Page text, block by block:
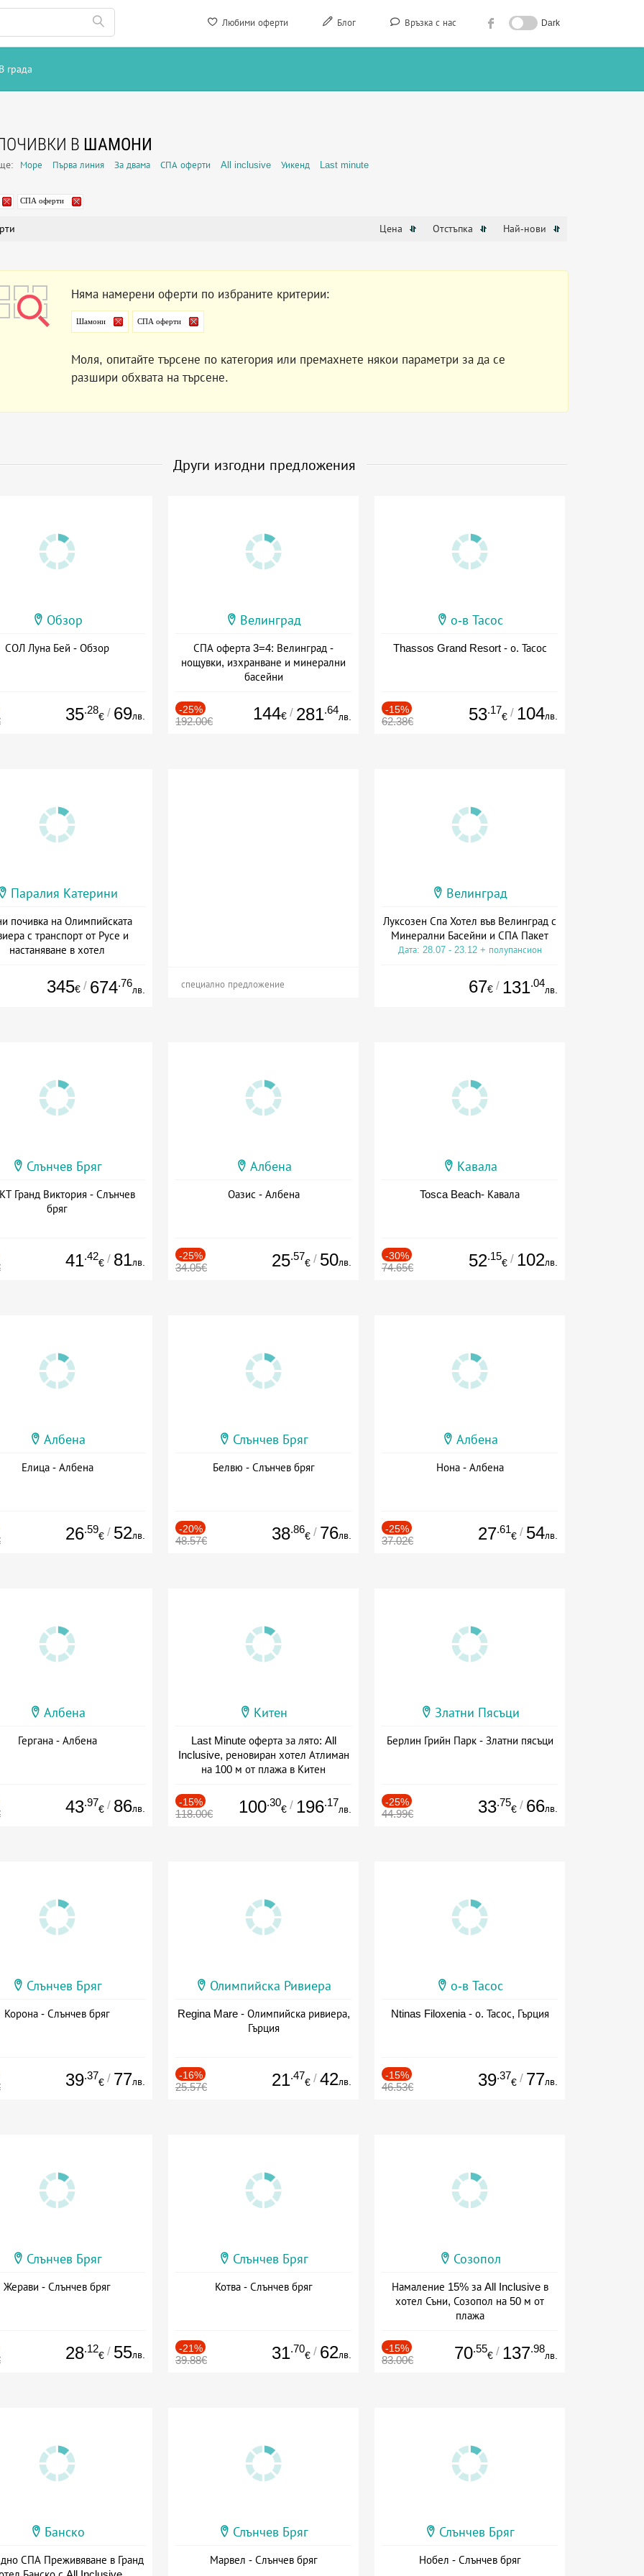
Любими оферти Блог Връзка с нас Dark
В града
В ШАМОНИ
Море Първа линия За двама СПА оферти All inclusive Уикенд Last minute
СПА оферти
Цена Отстъпка Най-нови
Няма намерени оферти по избраните критерии:
Шамони СПА оферти
Моля, опитайте търсене по категория или премахнете някои параметри за да се
разшири обхвата на търсене.
Други изгодни предложения
Обзор
СОЛ Луна Бей - Обзор
35.28
€ / 69лв.
Велинград
СПА оферта 3=4: Велинград -
нощувки, изхранване и минерални
басейни
-25%
192.00€ 144€ / 281.64
лв.
о-в Тасос
Thassos Grand Resort - о. Тасос
-15%
62.38€ 53.17
€ / 104лв.
Паралия Катерини
почивка на Олимпийската
с транспорт от Русе и
настаняване в хотел
345€ / 674.76
лв. специално предложение
Велинград
Луксозен Спа Хотел във Велинград с
Минерални Басейни и СПА Пакет
Дата: 28.07 - 23.12 + полупансион
67€ / 131.04
лв.
Слънчев Бряг
Гранд Виктория - Слънчев
бряг
41.42
€ / 81лв.
Албена
Оазис - Албена
-25%
34.05€ 25.57
€ / 50лв.
Кавала
Tosca Beach- Кавала
-30%
74.65€ 52.15
€ / 102лв.
Албена
Елица - Албена
26.59
€ / 52лв.
Слънчев Бряг
Белвю - Слънчев бряг
-20%
48.57€ 38.86
€ / 76лв.
Албена
Нона - Албена
-25%
37.02€ 27.61
€ / 54лв.
Албена
Гергана - Албена
43.97
€ / 86лв.
Китен
Last Minute оферта за лято: All
Inclusive, реновиран хотел Атлиман
на 100 м от плажа в Китен
-15%
118.00€ 100.30
€ / 196.17
лв.
Златни Пясъци
Берлин Грийн Парк - Златни пясъци
-25%
44.99€ 33.75
€ / 66лв.
Слънчев Бряг
Корона - Слънчев бряг
39.37
€ / 77лв.
Олимпийска Ривиера
Regina Mare - Олимпийска ривиера,
Гърция
-16%
25.57€ 21.47
€ / 42лв.
о-в Тасос
Ntinas Filoxenia - о. Тасос, Гърция
-15%
46.53€ 39.37
€ / 77лв.
Слънчев Бряг
Жерави - Слънчев бряг
28.12
€ / 55лв.
Слънчев Бряг
Котва - Слънчев бряг
-21%
39.88€ 31.70
€ / 62лв.
Созопол
Намаление 15% за All Inclusive в
хотел Съни, Созопол на 50 м от
плажа
-15%
83.00€ 70.55
€ / 137.98
лв.
Банско
СПА Преживяване в Гранд
Слънчев Бряг
Марвел - Слънчев бряг
Слънчев Бряг
Нобел - Слънчев бряг